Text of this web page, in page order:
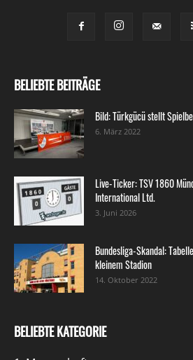
BELIEBTE BEITRÄGE
Bild: Türkgücü stellt
6. März 2022
Live-Ticker: TSV 1860
International Ltd.
3. Juni 2026
Bundesliga-Skandal:
kleinem Stadion
14. Oktober 2022
BELIEBTE KATEGORIE